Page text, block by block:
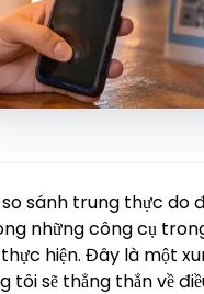
sánh trung thực do
những công cụ
hiện. Đây là một
tôi sẽ thẳng thắn về